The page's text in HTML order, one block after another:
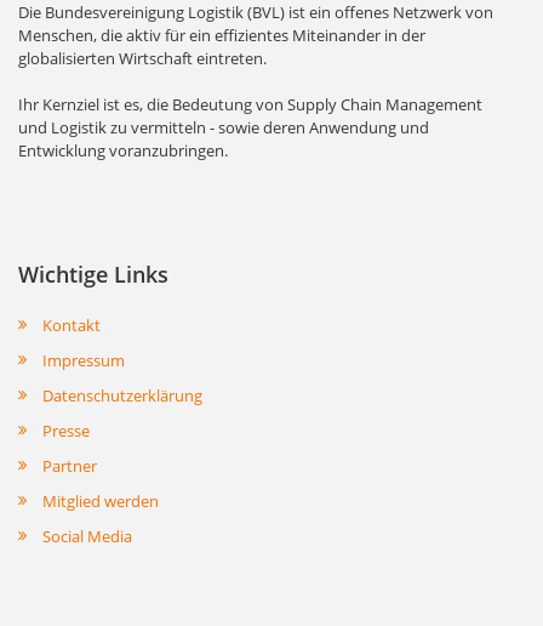
Die Bundesvereinigung Logistik (BVL) ist ein offenes Netzwerk von
Menschen, die aktiv für ein effizientes Miteinander in der
globalisierten Wirtschaft eintreten.
Ihr Kernziel ist es, die Bedeutung von Supply Chain Management
und Logistik zu vermitteln - sowie deren Anwendung und
Entwicklung voranzubringen.
Wichtige Links
Kontakt
Impressum
Datenschutzerklärung
Presse
Partner
Mitglied werden
Social Media